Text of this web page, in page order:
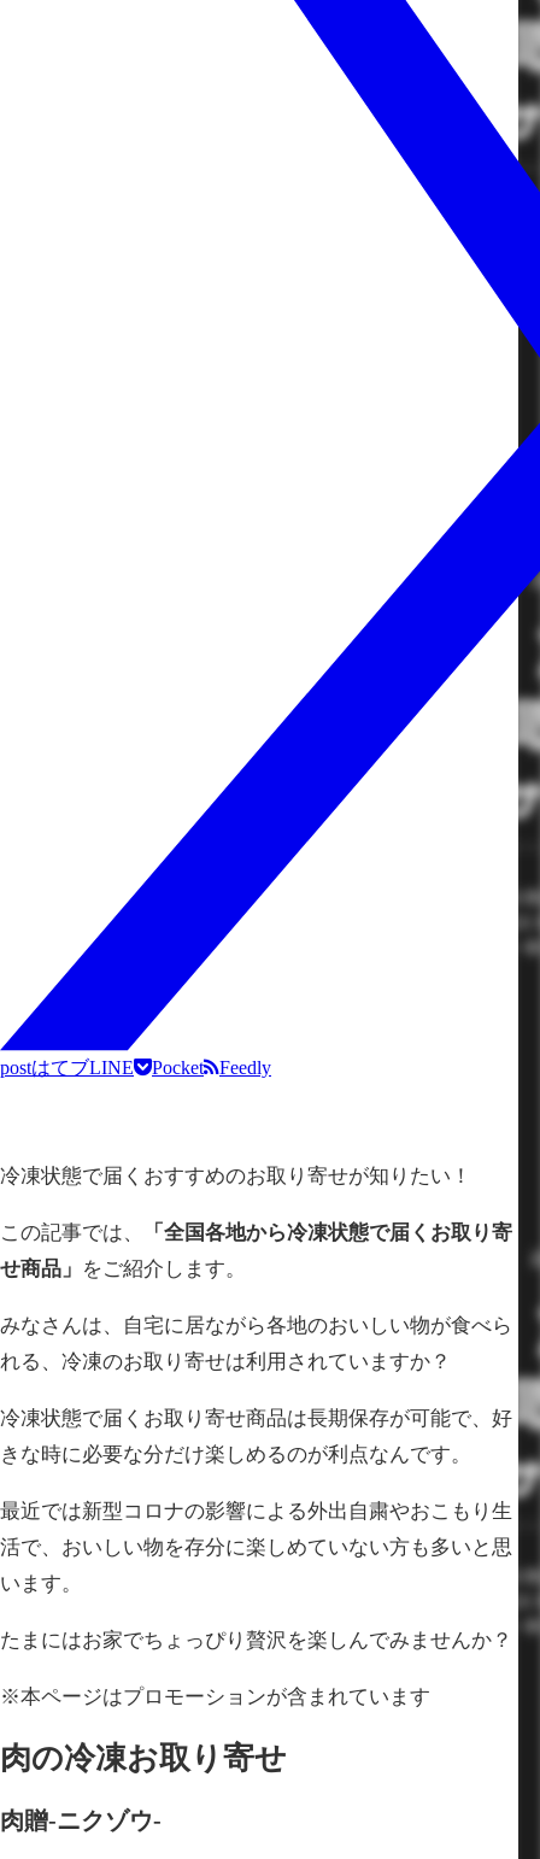
postはてブLINE Pocket Feedly
冷凍状態で届くおすすめのお取り寄せが知りたい！
この記事では、
「全国各地から冷凍状態で届くお取り寄
せ商品」 をご紹介します。
みなさんは、自宅に居ながら各地のおいしい物が食べら
れる、冷凍のお取り寄せは利用されていますか？
冷凍状態で届くお取り寄せ商品は長期保存が可能で、好
きな時に必要な分だけ楽しめるのが利点なんです。
最近では新型コロナの影響による外出自粛やおこもり生
活で、おいしい物を存分に楽しめていない方も多いと思
います。
たまにはお家でちょっぴり贅沢を楽しんでみませんか？
※本ページはプロモーションが含まれています
肉の冷凍お取り寄せ
肉贈-ニクゾウ-